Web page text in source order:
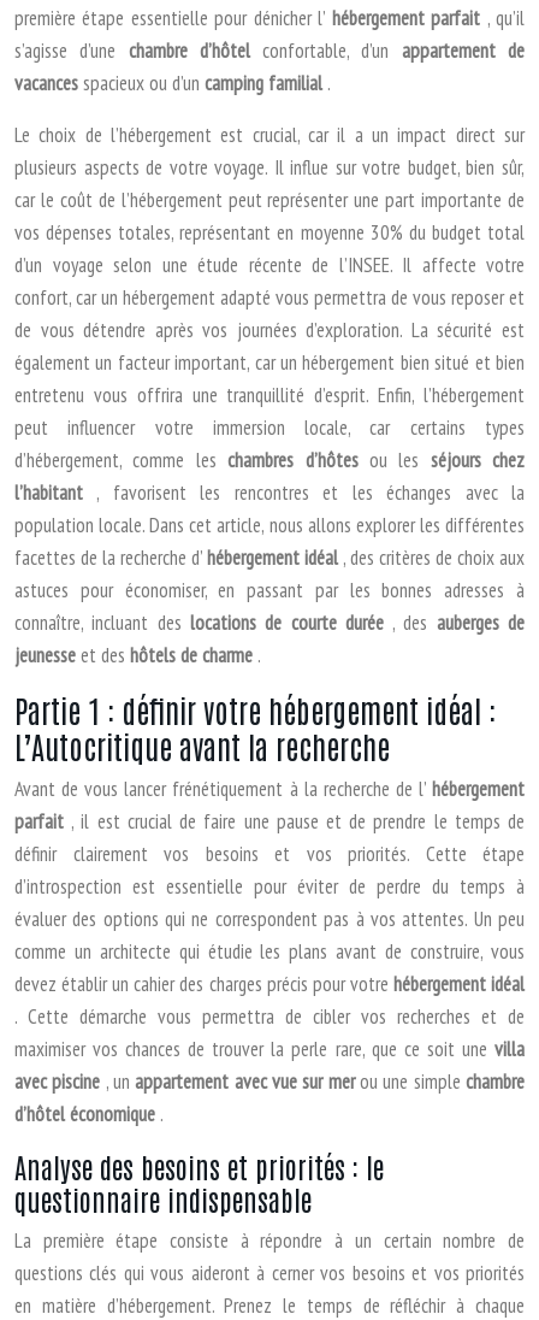
première étape essentielle pour dénicher l’ hébergement parfait , qu’il
s’agisse d’une chambre d’hôtelconfortable, d’un appartement de
vacancesspacieux ou d’un camping familial.
Le choix de l’hébergement est crucial, car il a un impact direct sur
plusieurs aspects de votre voyage. Il influe sur votre budget, bien sûr,
car le coût de l’hébergement peut représenter une part importante de
vos dépenses totales, représentant en moyenne 30% du budget total
d’un voyage selon une étude récente de l’INSEE. Il affecte votre
confort, car un hébergement adapté vous permettra de vous reposer et
de vous détendre après vos journées d’exploration. La sécurité est
également un facteur important, car un hébergement bien situé et bien
entretenu vous offrira une tranquillité d’esprit. Enfin, l’hébergement
peut influencer votre immersion locale, car certains types
d’hébergement, comme leschambres d’hôtes ou les séjours chez
l’habitant , favorisent les rencontres et les échanges avec la
population locale. Dans cet article, nous allons explorer les différentes
facettes de la recherche d’hébergement idéal, des critères de choix aux
astuces pour économiser, en passant par les bonnes adresses à
connaître, incluant des locations de courte durée , des auberges de
jeunesseet des hôtels de charme .
Partie 1 : définir votre hébergement idéal :
L’Autocritique avant la recherche
Avant de vous lancer frénétiquement à la recherche de l’ hébergement
parfait , il est crucial de faire une pause et de prendre le temps de
définir clairement vos besoins et vos priorités. Cette étape
d’introspection est essentielle pour éviter de perdre du temps à
évaluer des options qui ne correspondent pas à vos attentes. Un peu
comme un architecte qui étudie les plans avant de construire, vous
devez établir un cahier des charges précis pour votre hébergement idéal
. Cette démarche vous permettra de cibler vos recherches et de
maximiser vos chances de trouver la perle rare, que ce soit une villa
avec piscine , unappartement avec vue sur merou une simplechambre
d’hôtel économique .
Analyse des besoins et priorités : le
questionnaire indispensable
La première étape consiste à répondre à un certain nombre de
questions clés qui vous aideront à cerner vos besoins et vos priorités
en matière d’hébergement. Prenez le temps de réfléchir à chaque